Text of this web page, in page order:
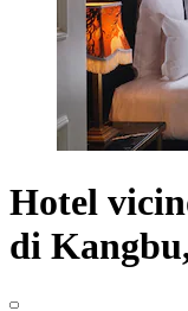
Hotel
di